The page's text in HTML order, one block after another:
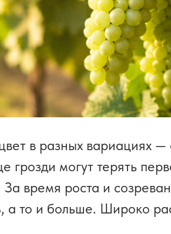
в разных вариациях
могут терять
время роста и
то и больше. Широко